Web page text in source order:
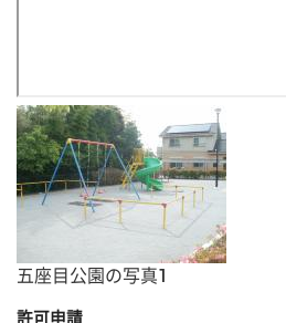
五座目公園の写真1
許可申請